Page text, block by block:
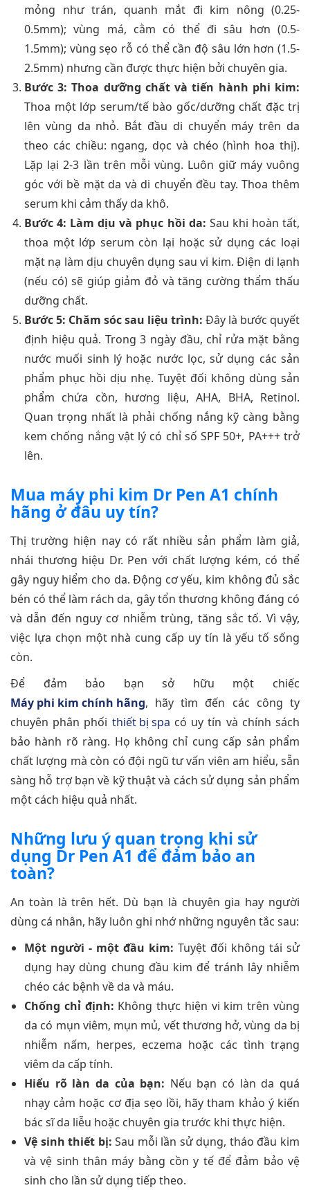
mỏng như trán, quanh mắt đi kim nông (0.25-
0.5mm); vùng má, cằm có thể đi sâu hơn (0.5-
1.5mm); vùng sẹo rỗ có thể cần độ sâu lớn hơn (1.5-
2.5mm) nhưng cần được thực hiện bởi chuyên gia.
Bước 3: Thoa dưỡng chất và tiến hành phi kim:
Thoa một lớp serum/tế bào gốc/dưỡng chất đặc trị
lên vùng da nhỏ. Bắt đầu di chuyển máy trên da
theo các chiều: ngang, dọc và chéo (hình hoa thị).
Lặp lại 2-3 lần trên mỗi vùng. Luôn giữ máy vuông
góc với bề mặt da và di chuyển đều tay. Thoa thêm
serum khi cảm thấy da khô.
Bước 4: Làm dịu và phục hồi da: Sau khi hoàn tất,
thoa một lớp serum còn lại hoặc sử dụng các loại
mặt nạ làm dịu chuyên dụng sau vi kim. Điện di lạnh
(nếu có) sẽ giúp giảm đỏ và tăng cường thẩm thấu
dưỡng chất.
Bước 5: Chăm sóc sau liệu trình: Đây là bước quyết
định hiệu quả. Trong 3 ngày đầu, chỉ rửa mặt bằng
nước muối sinh lý hoặc nước lọc, sử dụng các sản
phẩm phục hồi dịu nhẹ. Tuyệt đối không dùng sản
phẩm chứa cồn, hương liệu, AHA, BHA, Retinol.
Quan trọng nhất là phải chống nắng kỹ càng bằng
kem chống nắng vật lý có chỉ số SPF 50+, PA+++ trở
lên.
Mua máy phi kim Dr Pen A1 chính
hãng ở đâu uy tín?
Thị trường hiện nay có rất nhiều sản phẩm làm giả,
nhái thương hiệu Dr. Pen với chất lượng kém, có thể
gây nguy hiểm cho da. Động cơ yếu, kim không đủ sắc
bén có thể làm rách da, gây tổn thương không đáng có
và dẫn đến nguy cơ nhiễm trùng, tăng sắc tố. Vì vậy,
việc lựa chọn một nhà cung cấp uy tín là yếu tố sống
còn.
Để đảm bảo bạn sở hữu một chiếc
Máy phi kim chính hãng, hãy tìm đến các công ty
chuyên phân phối thiết bị spa có uy tín và chính sách
bảo hành rõ ràng. Họ không chỉ cung cấp sản phẩm
chất lượng mà còn có đội ngũ tư vấn viên am hiểu, sẵn
sàng hỗ trợ bạn về kỹ thuật và cách sử dụng sản phẩm
một cách hiệu quả nhất.
Những lưu ý quan trọng khi sử
dụng Dr Pen A1 để đảm bảo an
toàn?
An toàn là trên hết. Dù bạn là chuyên gia hay người
dùng cá nhân, hãy luôn ghi nhớ những nguyên tắc sau:
Một người - một đầu kim: Tuyệt đối không tái sử
dụng hay dùng chung đầu kim để tránh lây nhiễm
chéo các bệnh về da và máu.
Chống chỉ định: Không thực hiện vi kim trên vùng
da có mụn viêm, mụn mủ, vết thương hở, vùng da bị
nhiễm nấm, herpes, eczema hoặc các tình trạng
viêm da cấp tính.
Hiểu rõ làn da của bạn: Nếu bạn có làn da quá
nhạy cảm hoặc cơ địa sẹo lồi, hãy tham khảo ý kiến
bác sĩ da liễu hoặc chuyên gia trước khi thực hiện.
Vệ sinh thiết bị: Sau mỗi lần sử dụng, tháo đầu kim
và vệ sinh thân máy bằng cồn y tế để đảm bảo vệ
sinh cho lần sử dụng tiếp theo.